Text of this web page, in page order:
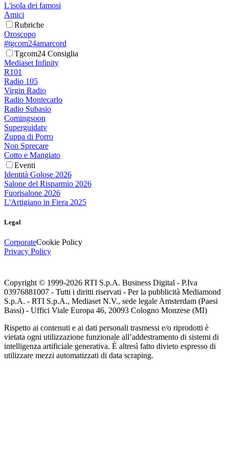
L'isola dei famosi
Amici
Rubriche
Oroscopo
#tgcom24amarcord
Tgcom24 Consiglia
Mediaset Infinity
R101
Radio 105
Virgin Radio
Radio Montecarlo
Radio Subasio
Comingsoon
Superguidatv
Zuppa di Porro
Non Sprecare
Cotto e Mangiato
Eventi
Identità Golose 2026
Salone del Risparmio 2026
Fuorisalone 2026
L'Artigiano in Fiera 2025
Legal
CorporateCookie Policy
Privacy Policy
Copyright © 1999-2026 RTI S.p.A. Business Digital - P.Iva
03976881007 - Tutti i diritti riservati - Per la pubblicità Mediamond
S.p.A. - RTI S.p.A., Mediaset N.V., sede legale Amsterdam (Paesi
Bassi) - Uffici Viale Europa 46, 20093 Cologno Monzese (MI)
Rispetto ai contenuti e ai dati personali trasmessi e/o riprodotti è
vietata ogni utilizzazione funzionale all’addestramento di sistemi di
intelligenza artificiale generativa. È altresì fatto divieto espresso di
utilizzare mezzi automatizzati di data scraping.